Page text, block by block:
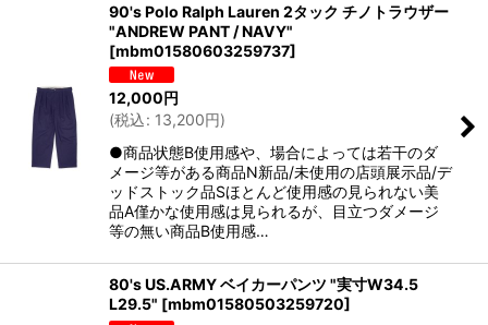
90's Polo Ralph Lauren 2タック チノトラウザー
"ANDREW PANT / NAVY"
[mbm01580603259737]
12,000円
(税込: 13,200円)
●商品状態B使用感や、場合によっては若干のダ
メージ等がある商品N新品/未使用の店頭展示品/デ
ッドストック品Sほとんど使用感の見られない美
品A僅かな使用感は見られるが、目立つダメージ
等の無い商品B使用感…
80's US.ARMY ベイカーパンツ "実寸W34.5
L29.5" [mbm01580503259720]